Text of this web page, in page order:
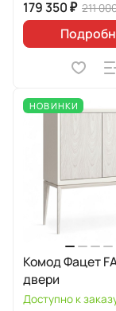
179 350 ₽ 211
НОВИНКИ
Комод Фацет
двери
Доступно к